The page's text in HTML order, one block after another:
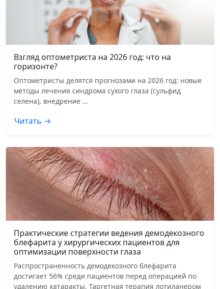
Взгляд оптометриста на 2026 год: что на
горизонте?
Оптометристы делятся прогнозами на 2026 год: новые
методы лечения синдрома сухого глаза (сульфид
селена), внедрение …
Читать →
Практические стратегии ведения демодекозного
блефарита у хирургических пациентов для
оптимизации поверхности глаза
Распространенность демодекозного блефарита
достигает 56% среди пациентов перед операцией по
удалению катаракты. Таргетная терапия лотиланером